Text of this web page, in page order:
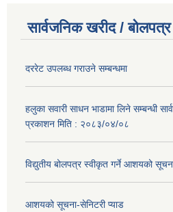
सार्वजनिक खरीद /
दररेट उपलब्ध गराउने सम्बन्धमा
हलुका सवारी साधन भाडामा लिने सम्बन्धी
प्रकाशन मिति : २०८३/०४/०८
विद्युतीय बोलपत्र स्वीकृत गर्ने आशयको
आशयको सूचना-सेनिटरी प्याड